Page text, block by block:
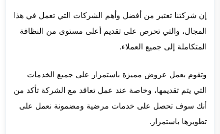
إن شركتنا تعتبر من أفضل وأهم الشركات التي تعمل في هذا
المجال، والتي تحرص على تقديم أعلى مستوى من النظافة
المتكاملة إلى جميع العملاء.
وتقوم بعمل عروض مميزة باستمرار على جميع الخدمات
التي يتم تقديمها، وخاصة عند عمل تعاقد مع الشركة تأكد من
أنك سوف تحصل على خدمات مرضية ومضمونة نعمل على
تطويرها باستمرار.